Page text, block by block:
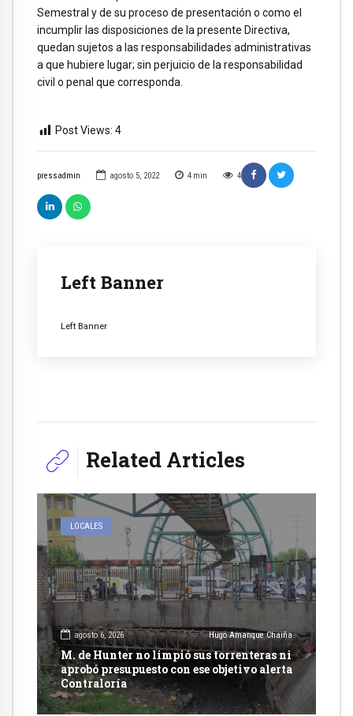
pressadmin agosto 5, 2022 4 min 4
Left Banner
Left Banner
Semestral y de su proceso de presentación o como el
incumplir las disposiciones de la presente Directiva,
quedan sujetos a las responsabilidades administrativas
a que hubiere lugar; sin perjuicio de la responsabilidad
civil o penal que corresponda.
Post Views: 4
Related Articles
LOCALES
agosto 6, 2026 Hugo Amanque Chaiña
M. de Hunter no limpió sus torrenteras ni
aprobó presupuesto con ese objetivo alerta
Contraloría